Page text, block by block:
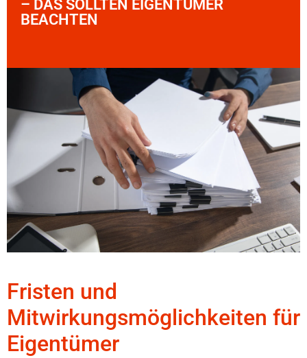
– DAS SOLLTEN EIGENTÜMER
BEACHTEN
Fristen und
Mitwirkungsmöglichkeiten für
Eigentümer